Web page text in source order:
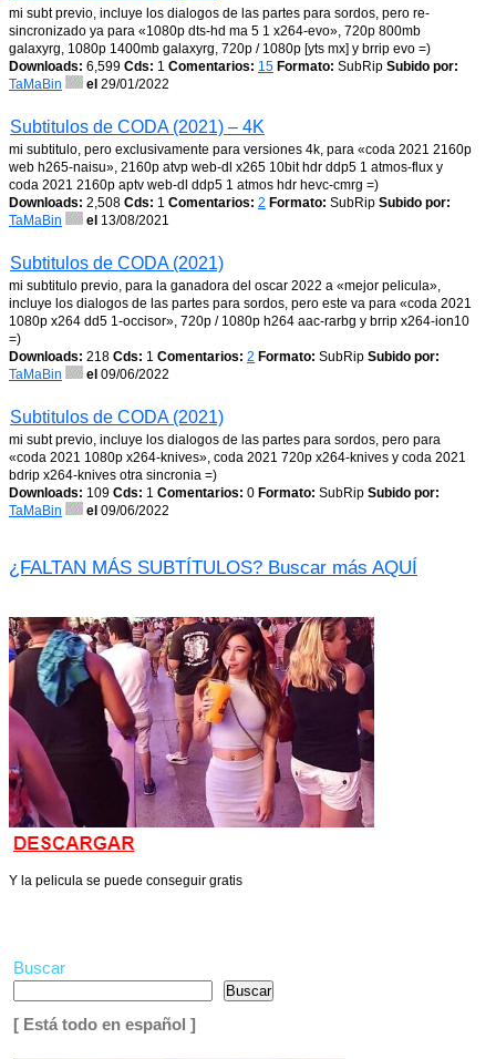
mi subt previo, incluye los dialogos de las partes para sordos, pero re-
sincronizado ya para «1080p dts-hd ma 5 1 x264-evo», 720p 800mb
galaxyrg, 1080p 1400mb galaxyrg, 720p / 1080p [yts mx] y brrip evo =)
Downloads: 6,599 Cds: 1 Comentarios: 15 Formato: SubRip Subido por:
TaMaBin
el 29/01/2022
Subtitulos de CODA (2021) – 4K
mi subtitulo, pero exclusivamente para versiones 4k, para «coda 2021 2160p
web h265-naisu», 2160p atvp web-dl x265 10bit hdr ddp5 1 atmos-flux y
coda 2021 2160p aptv web-dl ddp5 1 atmos hdr hevc-cmrg =)
Downloads: 2,508 Cds: 1 Comentarios: 2 Formato: SubRip Subido por:
TaMaBin
el 13/08/2021
Subtitulos de CODA (2021)
mi subtitulo previo, para la ganadora del oscar 2022 a «mejor pelicula»,
incluye los dialogos de las partes para sordos, pero este va para «coda 2021
1080p x264 dd5 1-occisor», 720p / 1080p h264 aac-rarbg y brrip x264-ion10
=)
Downloads: 218 Cds: 1 Comentarios: 2 Formato: SubRip Subido por:
TaMaBin
el 09/06/2022
Subtitulos de CODA (2021)
mi subt previo, incluye los dialogos de las partes para sordos, pero para
«coda 2021 1080p x264-knives», coda 2021 720p x264-knives y coda 2021
bdrip x264-knives otra sincronia =)
Downloads: 109 Cds: 1 Comentarios: 0 Formato: SubRip Subido por:
TaMaBin
el 09/06/2022
¿FALTAN MÁS SUBTÍTULOS? Buscar más AQUÍ
Y la pelicula se puede conseguir gratis
Buscar
Buscar
[ Está todo en español ]